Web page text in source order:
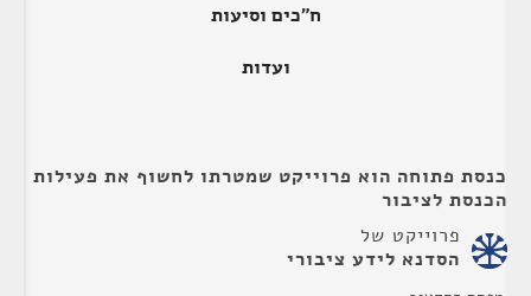
ח"כים וסיעות
ועדות
כנסת פתוחה הוא פרוייקט שמטרתו לחשוף את פעילות
הכנסת לציבור
פרוייקט של
הסדנא לידע ציבורי